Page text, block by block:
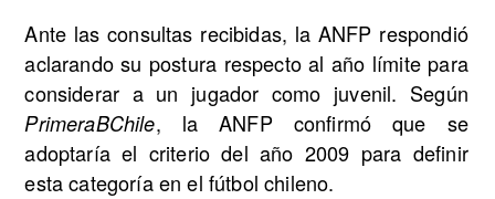
Ante las consultas recibidas, la ANFP respondió
aclarando su postura respecto al año límite para
considerar a un jugador como juvenil. Según
PrimeraBChile, la ANFP confirmó que se
adoptaría el criterio del año 2009 para definir
esta categoría en el fútbol chileno.